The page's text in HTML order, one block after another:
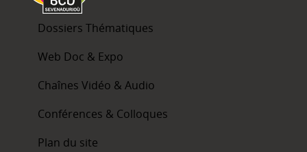
Dossiers Thématiques
Web Doc & Expo
Chaînes Vidéo & Audio
Conférences & Colloques
Plan du site